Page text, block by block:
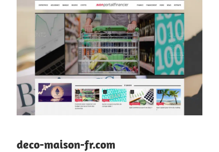
deco-maison-fr.com